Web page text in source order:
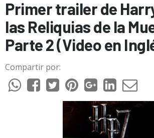
CULTURA POP
CIENCIA Y TECNOLOGÍA
VIDA
SOCIEDAD
CULTURIZANDO.COM
Primer trailer de
las Reliquias de la
Parte 2 (Video en
Compartir por: